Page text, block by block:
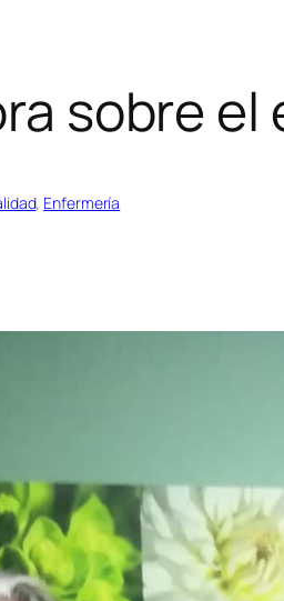
sobre el
, Enfermería